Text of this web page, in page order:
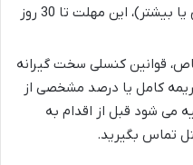
برای رزروهای گروهی (پنج اتاق یا بیشتر)، این مهلت تا 30 روز
قوانین کنسلی سخت گیرانه
کامل یا درصد مشخصی از
می شود قبل از اقدام به
تماس بگیرید.